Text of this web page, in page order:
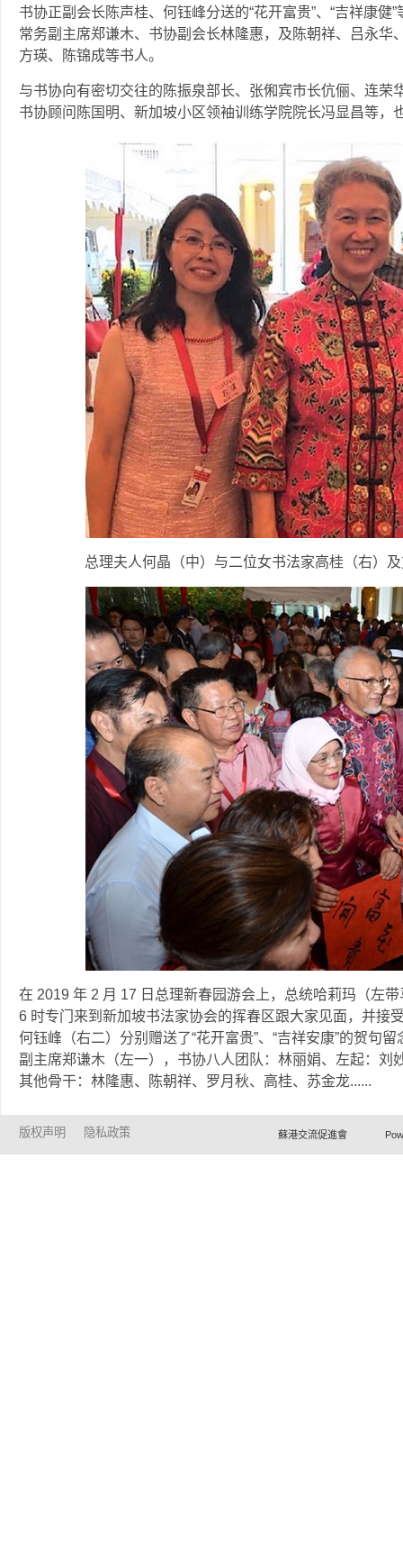
书协正副会长陈声桂、何钰峰分送的“花开富贵”、“吉祥康
常务副主席郑谦木、书协副会长林隆惠，及陈朝祥、吕永华
方瑛、陈锦成等书人。
与书协向有密切交往的陈振泉部长、张俰宾市长伉俪、连荣
书协顾问陈国明、新加坡小区领袖训练学院院长冯显昌等，
总理夫人何晶（中）与二位女书法家高桂（右）
在 2019 年 2 月 17 日总理新春园游会上，总统哈莉玛（左
6 时专门来到新加坡书法家协会的挥春区跟大家见面，并接
何钰峰（右二）分别赠送了“花开富贵”、“吉祥安康”的贺句
副主席郑谦木（左一），书协八人团队：林丽娟、左起：刘
其他骨干：林隆惠、陈朝祥、罗月秋、高桂、苏金龙......
版权声明 隐私政策 蘇港交流促進會